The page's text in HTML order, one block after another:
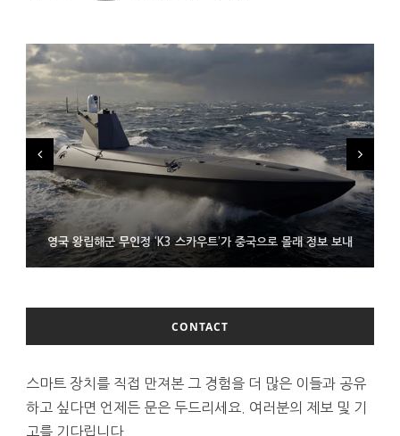
영국 왕립해군 무인정 ‘K3 스카우트’가 중국으로 몰래 정보 보내
코레일 ‘종이 없는 승차권’ 서비스 담은 삼성 월렛
시력 조정 기능 얹고 가격 낮춘 공간 디스플레이 안경 ‘비추어 프로
2’ 공개
CONTACT
스마트 장치를 직접 만져본 그 경험을 더 많은 이들과 공유
하고 싶다면 언제든 문은 두드리세요. 여러분의 제보 및 기
고를 기다립니다.